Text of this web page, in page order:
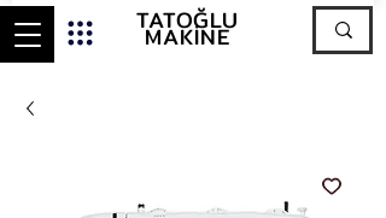
TATOĞLU
MAKİNE